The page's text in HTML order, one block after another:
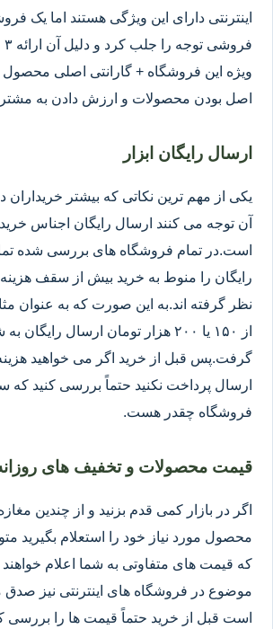
اینترنتی دارای این ویژگی هستند اما یک
ویژه این فروشگاه + گارانتی اصلی محصول
اصل بودن محصولات و ارزش دادن به
ارسال رایگان ابزار
یکی از مهم ترین نکاتی که بیشتر خریداران
آن توجه می کنند ارسال رایگان اجناس
است.در تمام فروشگاه های بررسی شده
رایگان را منوط به خرید بیش از سقف هزینه
نظر گرفته اند.به این صورت که به عنوان
از ۱۵۰ یا ۲۰۰ هزار تومان ارسال
گرفت.پس قبل از خرید اگر می خواهید
ارسال پرداخت نکنید حتماً بررسی کنید
فروشگاه چقدر هست.
قیمت محصولات و تخفیف های روزانه
اگر در بازار کمی قدم بزنید و از چندین
محصول مورد نیاز خود را استعلام بگیرید
که قیمت های متفاوتی به شما اعلام
موضوع در فروشگاه های اینترنتی نیز صدق
است قبل از خرید حتماً قیمت ها را بررسی